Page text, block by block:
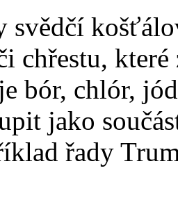
svědčí
chřestu,
bór, chlór,
jako
řady